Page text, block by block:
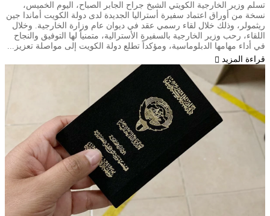
تسلم وزير الخارجية الكويتي الشيخ جراح الجابر الصباح، اليوم الخميس،
نسخة من أوراق اعتماد سفيرة أستراليا الجديدة لدى دولة الكويت أماندا جين
ريثمولر، وذلك خلال لقاء رسمي عقد في ديوان عام وزارة الخارجية. وخلال
اللقاء، رحب وزير الخارجية بالسفيرة الأسترالية، متمنياً لها التوفيق والنجاح
في أداء مهامها الدبلوماسية، ومؤكداً تطلع دولة الكويت إلى مواصلة تعزيز...
قراءة المزيد